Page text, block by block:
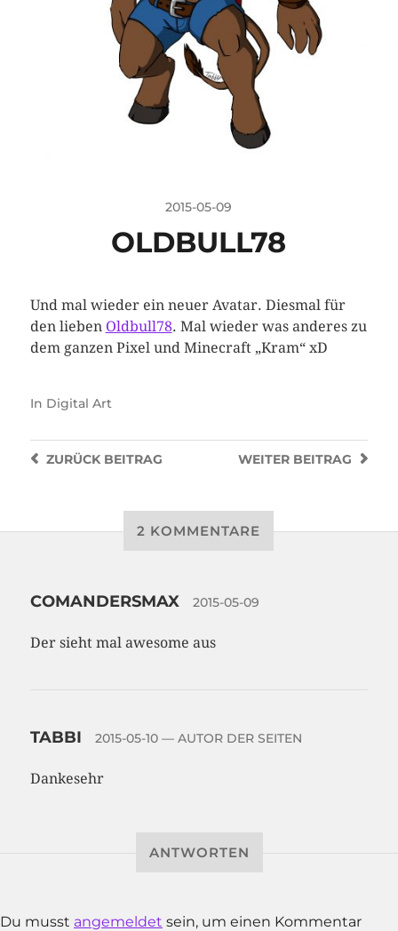
2015-05-09
OLDBULL78
Und mal wieder ein neuer Avatar. Diesmal für
den lieben Oldbull78. Mal wieder was anderes zu
dem ganzen Pixel und Minecraft „Kram“ xD
In Digital Art
WEITER BEITRAG
ZURÜCKBEITRAG
2 KOMMENTARE
COMANDERSMAX 2015-05-09
Der sieht mal awesome aus
TABBI 2015-05-10— AUTOR DER SEITEN
Dankesehr
ANTWORTEN
Du musst angemeldet sein, um einen Kommentar